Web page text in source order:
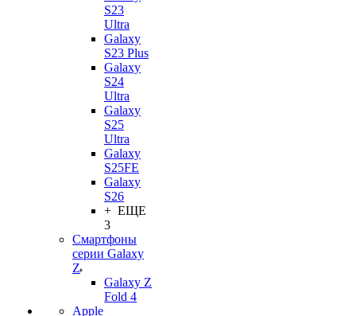
S23
Ultra
Galaxy
S23 Plus
Galaxy
S24
Ultra
Galaxy
S25
Ultra
Galaxy
S25FE
Galaxy
S26
+ ЕЩЕ
3
Смартфоны
серии Galaxy
Z
Galaxy Z
Fold 4
Apple